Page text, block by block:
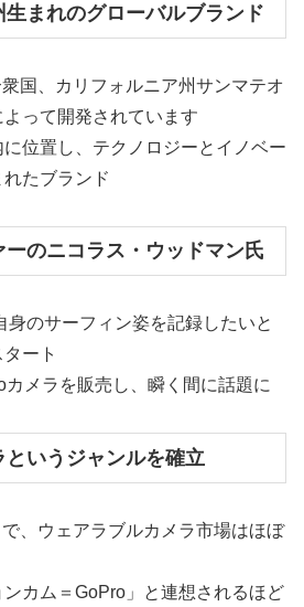
生まれのグローバルブランド
国、カリフォルニア州サンマテオ
って開発されています
に位置し、テクノロジーとイノベー
たブランド
のニコラス・ウッドマン氏
身のサーフィン姿を記録したいと
ート
カメラを販売し、瞬く間に話題に
いうジャンルを確立
で、ウェアラブルカメラ市場はほぼ
ンカム＝GoPro」と連想されるほど